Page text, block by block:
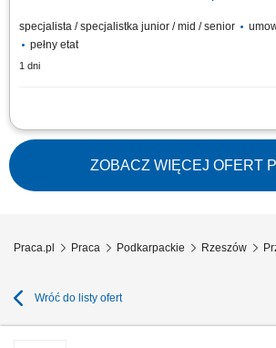
specjalista / specjalistka junior / mid / senior
pełny etat
1 dni
Zakres obowiązków: Promowanie produktów z
środowisku medycznym. Budowanie i
z lekarzami na powierzonym terenie.
podczas spotkań branżowych, konferencji i
Realizacja założonych celów...
ZOBACZ WIĘCEJ OFERT
Praca.pl Praca Podkarpackie Rzeszów
Wróć do listy ofert